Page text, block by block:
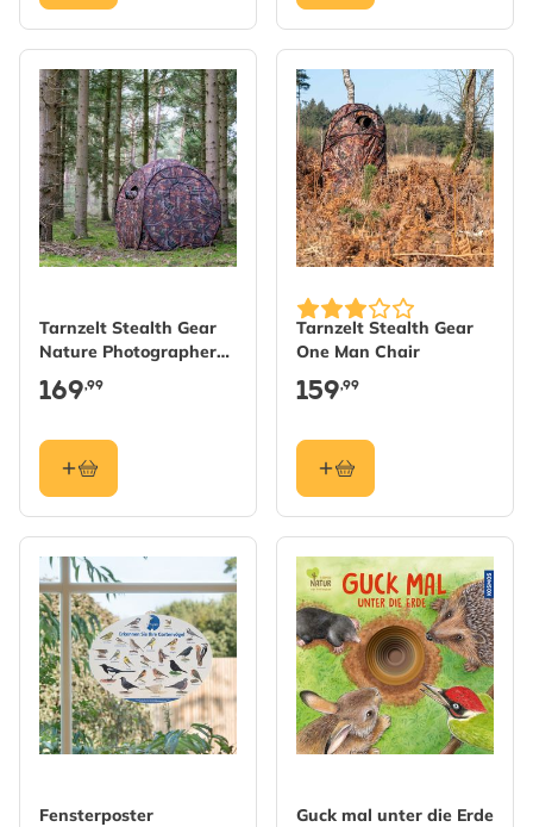
Tarnzelt Stealth Gear
Nature Photographers
Square Hide
169,99
Tarnzelt Stealth Gear
One Man Chair
159,99
Fensterposter
Guck mal unter die Erde